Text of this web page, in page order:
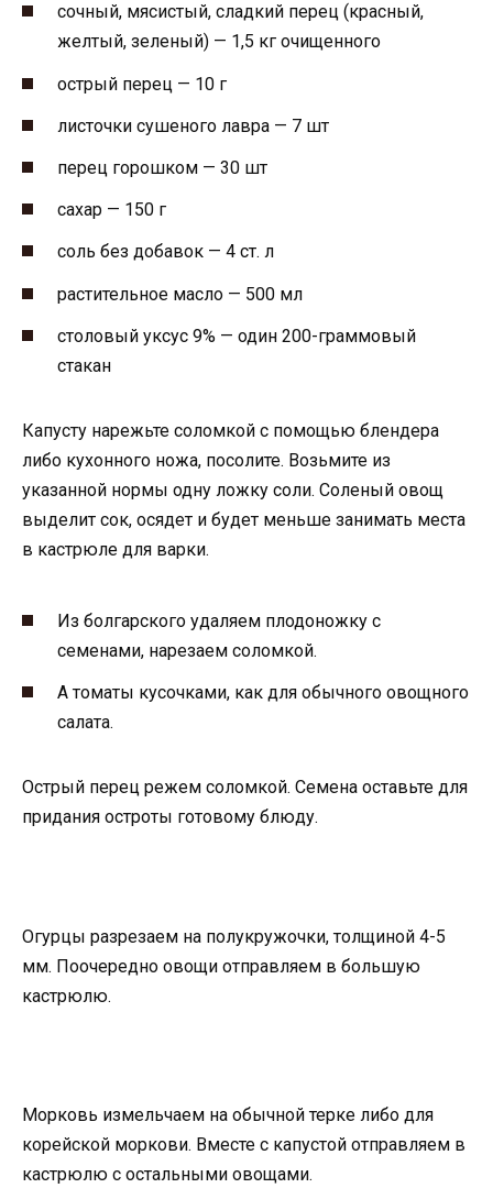
сочный, мясистый, сладкий перец (красный,
желтый, зеленый) — 1,5 кг очищенного
острый перец — 10 г
листочки сушеного лавра — 7 шт
перец горошком — 30 шт
сахар — 150 г
соль без добавок — 4 ст. л
растительное масло — 500 мл
столовый уксус 9% — один 200-граммовый
стакан
Капусту нарежьте соломкой с помощью блендера
либо кухонного ножа, посолите. Возьмите из
указанной нормы одну ложку соли. Соленый овощ
выделит сок, осядет и будет меньше занимать места
в кастрюле для варки.
Из болгарского удаляем плодоножку с
семенами, нарезаем соломкой.
А томаты кусочками, как для обычного овощного
салата.
Острый перец режем соломкой. Семена оставьте для
придания остроты готовому блюду.
Огурцы разрезаем на полукружочки, толщиной 4-5
мм. Поочередно овощи отправляем в большую
кастрюлю.
Морковь измельчаем на обычной терке либо для
корейской моркови. Вместе с капустой отправляем в
кастрюлю с остальными овощами.